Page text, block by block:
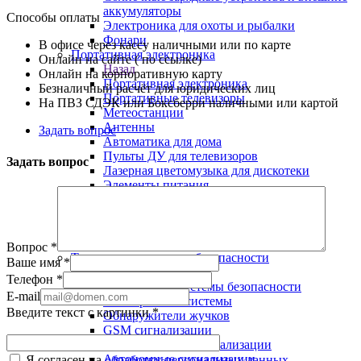
аккумуляторы
Электроника для охоты и рыбалки
Фонари
Портативная электроника
Назад
Портативная электроника
Портативные телевизоры
Метеостанции
Антенны
Автоматика для дома
Пульты ДУ для телевизоров
Лазерная цветомузыка для дискотеки
Элементы питания
Технические системы безопасности
Назад
Технические системы безопасности
Антикражные системы
Обнаружители жучков
GSM сигнализации
Аксессуары для сигнализации
Способы оплаты
В офисе через кассу наличными или по карте
Онлайн на сайте ( по ссылке)
Онлайн на корпоративную карту
Безналичный расчёт для юридических лиц
На ПВЗ СДЭК или Боксберри наличными или картой
Задать вопрос
Задать вопрос
Вопрос *
Ваше имя*
Телефон *
E-mail
Введите текст с картинки*